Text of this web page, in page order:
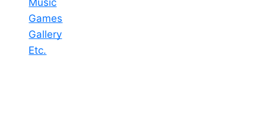
Music
Games
Gallery
Etc.